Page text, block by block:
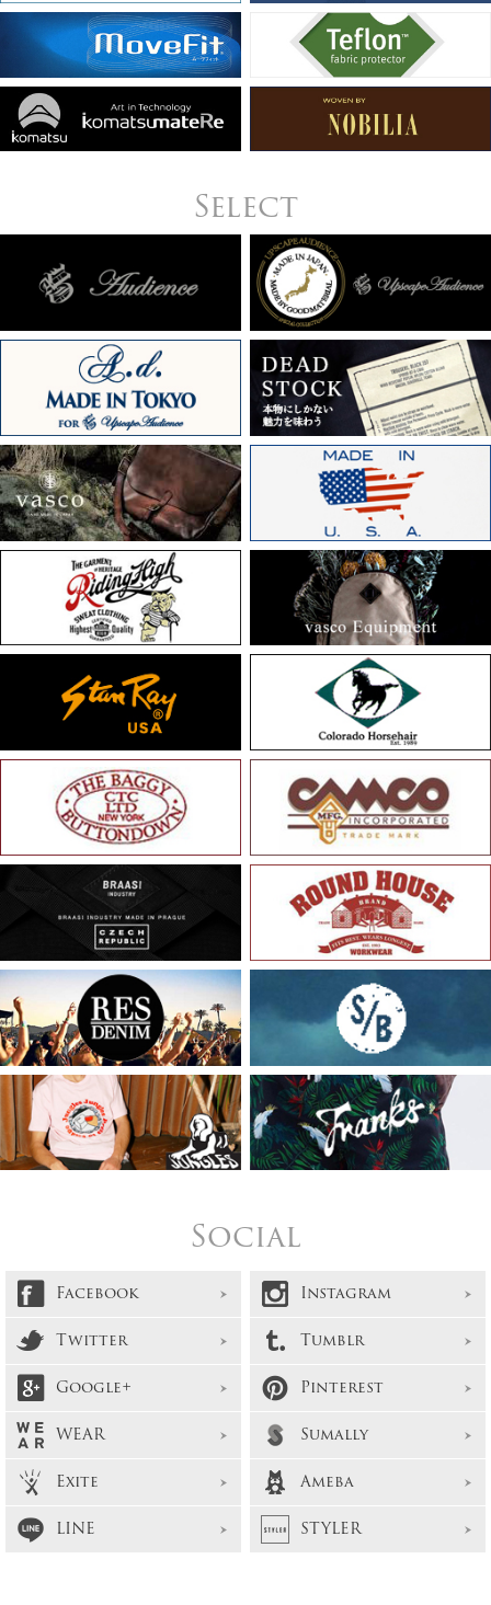
Select
Social
Facebook
Instagram
Twitter
Tumblr
Google+
Pinterest
WEAR
Sumally
Exite
Ameba
LINE
STYLER